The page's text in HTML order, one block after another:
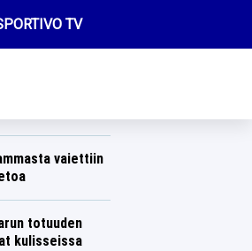
TV
vaiettiin
totuuden
kulisseissa